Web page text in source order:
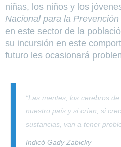
niñas, los niños y los
Nacional para la
en este sector de la
su incursión en este
futuro les ocasionará
“Las mentes, los cerebros
nuestro país y si crían, si
sustancias, van a tener
Indicó Gady Zabicky